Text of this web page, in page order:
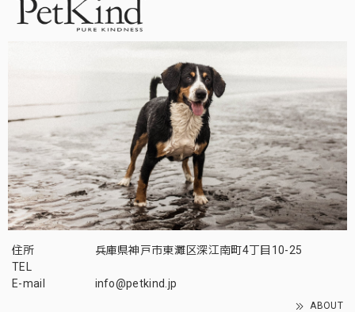
住所
兵庫県神戸市東灘区深江南町4丁目10-25
TEL
E-mail
info@petkind.jp
ABOUT